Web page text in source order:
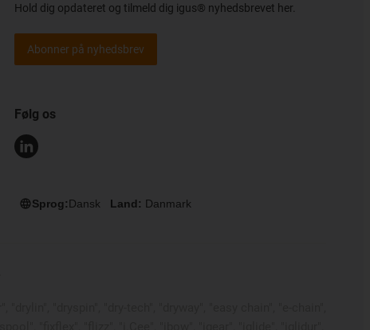
Hold dig opdateret og tilmeld dig igus® nyhedsbrevet her.
Abonner på nyhedsbrev
Følg os
Sprog:Dansk Land: Danmark